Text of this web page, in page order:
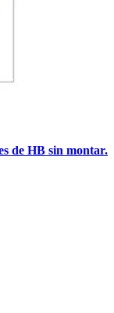
de HB sin montar.